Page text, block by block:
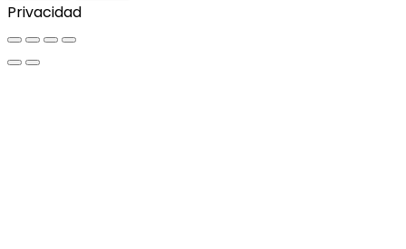
Privacidad